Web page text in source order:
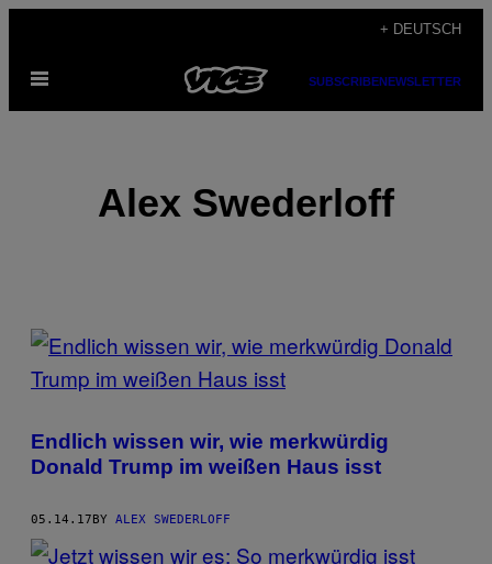
content
+ DEUTSCH
Open
SUBSCRIBENEWSLETTER
Alex Swederloff
POSTS
BY
THIS
AUTHOR
Endlich wissen wir, wie merkwürdig
Donald Trump im weißen Haus isst
05.14.17BY ALEX SWEDERLOFF